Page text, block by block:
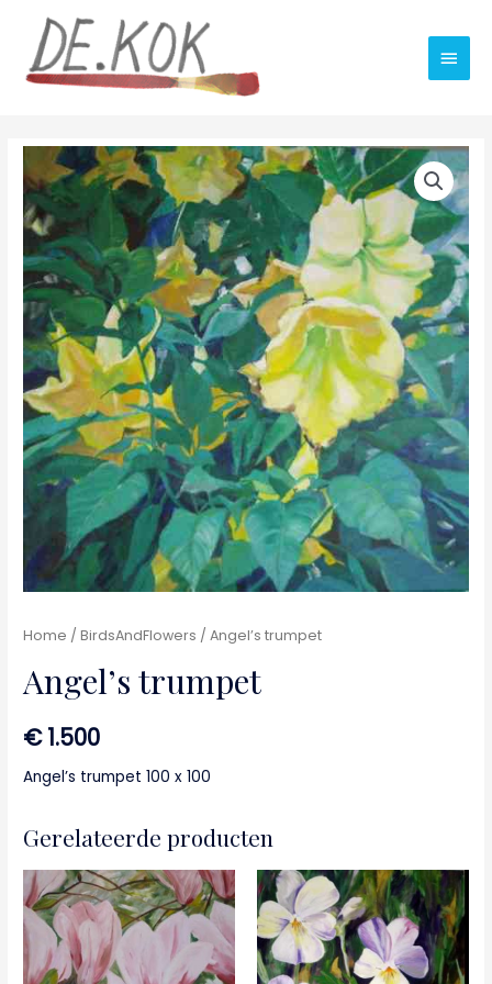
Home /BirdsAndFlowers / Angel’s trumpet
Angel’s trumpet
€1.500
Angel’s trumpet 100 x 100
Gerelateerde producten